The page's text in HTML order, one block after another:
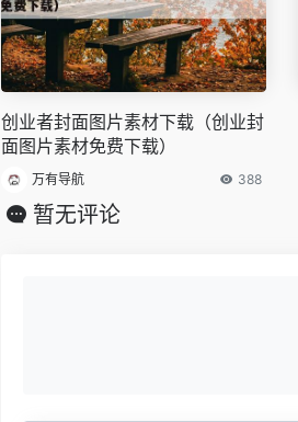
创业者封面图片素材下载（创业封
面图片素材免费下载）
万有导航 388
暂无评论